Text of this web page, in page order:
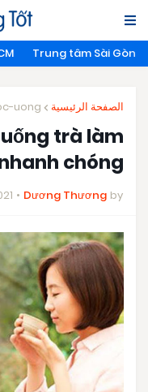
Trung tâm Sài Gòn
الصفحة الرئيسية uong
trà làm
chóng
by
Dương Thương
12/